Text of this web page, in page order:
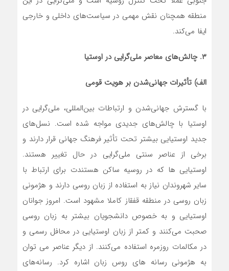
منطقه همچنان نقش مهمی در سیاست‌های داخلی و خارجی
ایفا می‌کند.
۳.چالش‌های معاصر ملی‌گرایی در اوستیا
الف) تأثیرات جهانی‌شدن بر هویت قومی
با گسترش جهانی‌شدن و ارتباطات بین‌المللی، ملی‌گرایی در
اوستیا با چالش‌های جدیدی مواجه شده است. نسل‌های
جدید اوستیایی بیشتر تحت تأثیر فرهنگ جهانی قرار دارند و
برخی از عناصر سنتی ملی‌گرایی در حال تغییر هستند.
اوستیایی ها که در روسیه ساکن هستندت برای ارتباط با
سایر شهروندان نیاز به استفاده از زبان روسی دارند و هژمونی
زبان روسی در منطقه قفقاز کاملا مشهود است. امروز جوانان
اوستیایی و به خصوص دانشجویان بیشتر به زبان روسی
صحبت می‌کنند و کمتر از زبان اوستیایی در محافل رسمی و
در مکالمات روزمره استفاده می‌کنند. از دیگر عناصر می توان
به هژمونی رسانه های روس زبان اشاره کرد. رسانه‌های